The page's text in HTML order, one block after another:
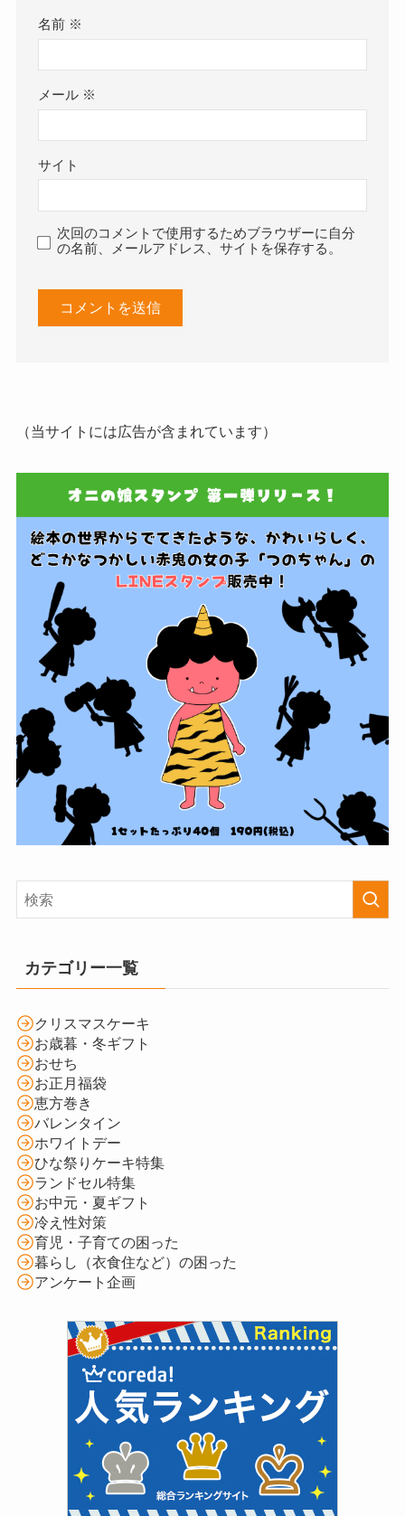
名前 ※
メール ※
サイト
次回のコメントで使用するためブラウザーに自分
の名前、メールアドレス、サイトを保存する。
（当サイトには広告が含まれています）
カテゴリー一覧
クリスマスケーキ
お歳暮・冬ギフト
おせち
お正月福袋
恵方巻き
バレンタイン
ホワイトデー
ひな祭りケーキ特集
ランドセル特集
お中元・夏ギフト
冷え性対策
育児・子育ての困った
暮らし（衣食住など）の困った
アンケート企画